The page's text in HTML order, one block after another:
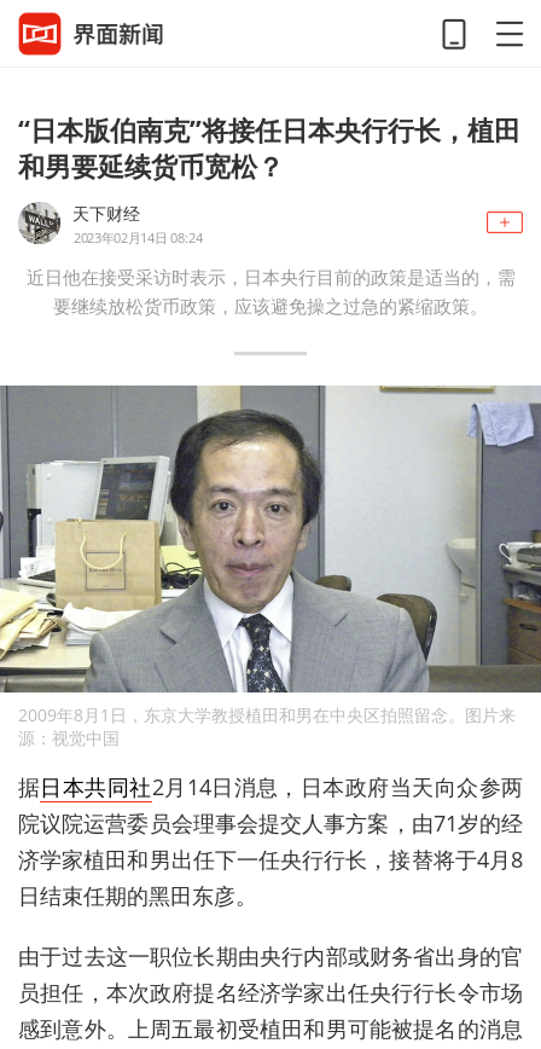
“日本版伯南克”将接任日本央行行长，植田
和男要延续货币宽松？
天下财经
2023年02月14日 08:24
近日他在接受采访时表示，日本央行目前的政策是适当的，需
要继续放松货币政策，应该避免操之过急的紧缩政策。
2009年8月1日，东京大学教授植田和男在中央区拍照留念。图片来
源：视觉中国
据日本共同社2月14日消息，日本政府当天向众参两
院议院运营委员会理事会提交人事方案，由71岁的经
济学家植田和男出任下一任央行行长，接替将于4月8
日结束任期的黑田东彦。
由于过去这一职位长期由央行内部或财务省出身的官
员担任，本次政府提名经济学家出任央行行长令市场
感到意外。上周五最初受植田和男可能被提名的消息